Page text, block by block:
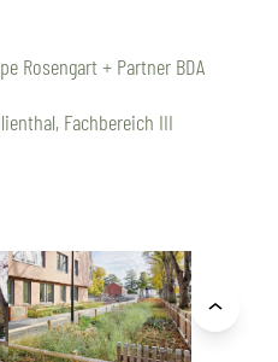
Rosengart + Partner BDA
Fachbereich III